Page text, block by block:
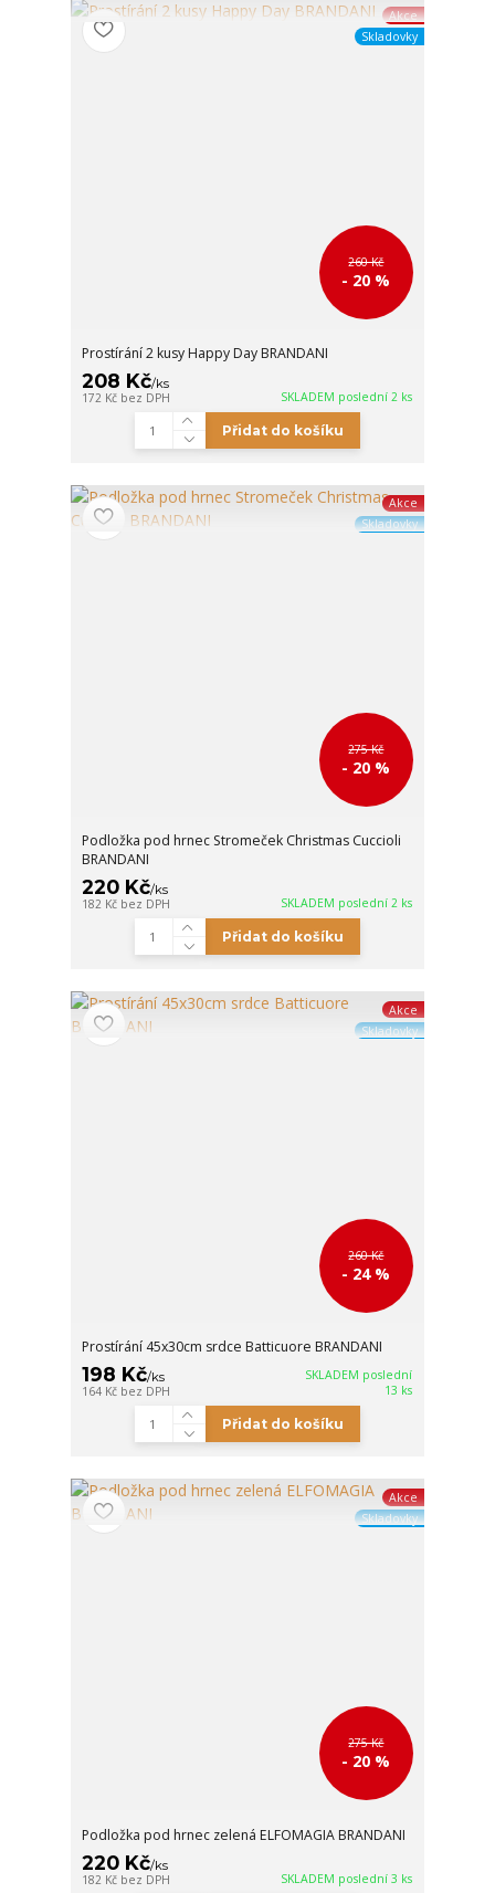
Akce
Skladovky
260 Kč
- 20 %
Prostírání 2 kusy Happy Day BRANDANI
208 Kč/ks
172 Kč bez DPH SKLADEM poslední 2 ks
Přidat do košíku
Akce
Skladovky
275 Kč
- 20 %
Podložka pod hrnec Stromeček Christmas Cuccioli
BRANDANI
220 Kč/ks
182 Kč bez DPH SKLADEM poslední 2 ks
Přidat do košíku
Akce
Skladovky
260 Kč
- 24 %
Prostírání 45x30cm srdce Batticuore BRANDANI
198 Kč/ks
164 Kč bez DPH
SKLADEM poslední
13 ks
Přidat do košíku
Akce
Skladovky
275 Kč
- 20 %
Podložka pod hrnec zelená ELFOMAGIA BRANDANI
220 Kč/ks
182 Kč bez DPH SKLADEM poslední 3 ks